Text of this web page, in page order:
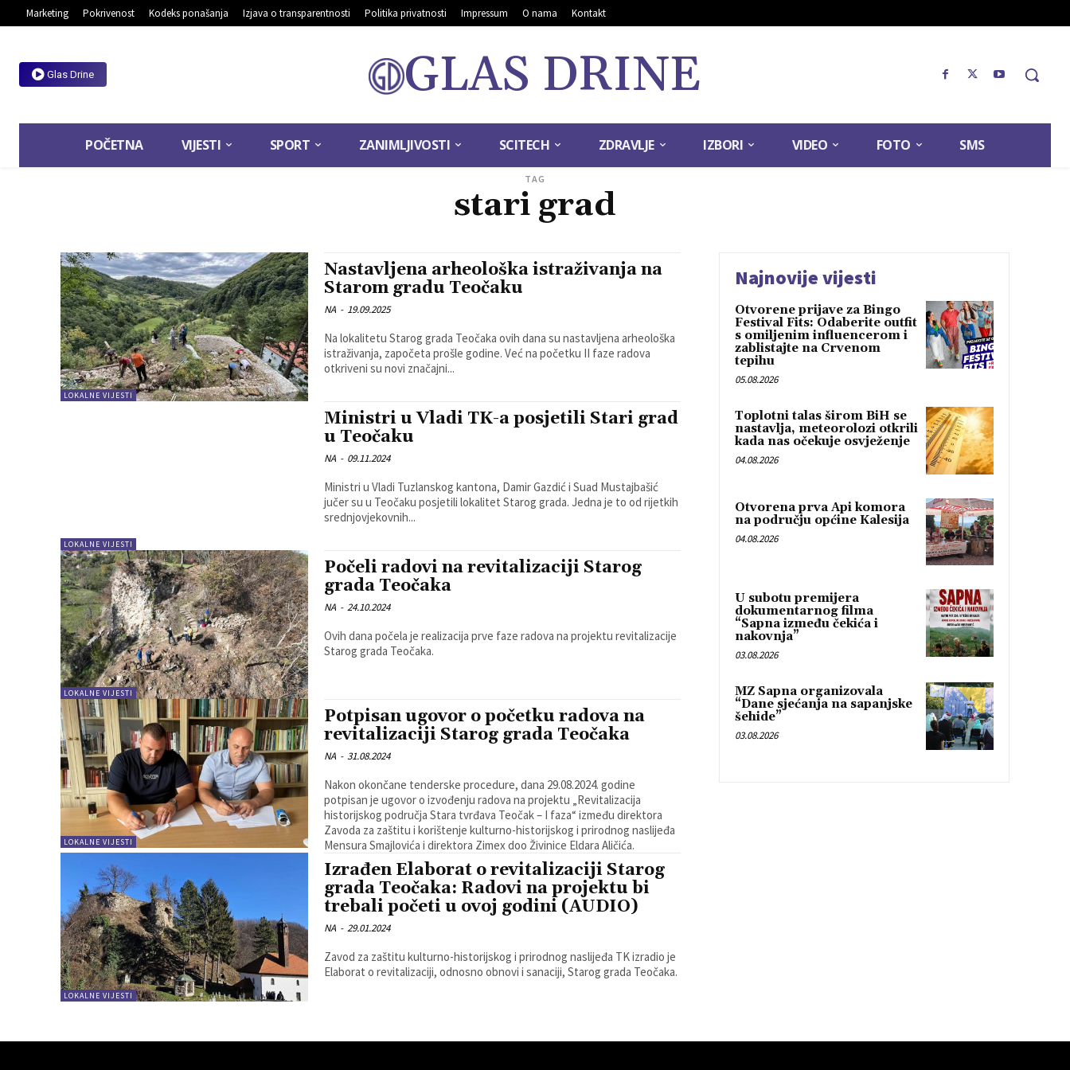
Marketing Pokrivenost Kodeks ponašanja Izjava o transparentnosti Politika privatnosti Impressum O nama Kontakt
Glas Drine GLAS DRINE
POČETNA VIJESTI SPORT ZANIMLJIVOSTI SCITECH ZDRAVLJE IZBORI VIDEO FOTO SMS
TAG
stari grad
LOKALNE VIJESTI
Nastavljena arheološka istraživanja na
Starom gradu Teočaku
NA - 19.09.2025
Na lokalitetu Starog grada Teočaka ovih dana su nastavljena arheološka
istraživanja, započeta prošle godine. Već na početku II faze radova
otkriveni su novi značajni...
LOKALNE VIJESTI
Ministri u Vladi TK-a posjetili Stari grad
u Teočaku
NA - 09.11.2024
Ministri u Vladi Tuzlanskog kantona, Damir Gazdić i Suad Mustajbašić
jučer su u Teočaku posjetili lokalitet Starog grada. Jedna je to od rijetkih
srednjovjekovnih...
LOKALNE VIJESTI
Počeli radovi na revitalizaciji Starog
grada Teočaka
NA - 24.10.2024
Ovih dana počela je realizacija prve faze radova na projektu revitalizacije
Starog grada Teočaka.
LOKALNE VIJESTI
Potpisan ugovor o početku radova na
revitalizaciji Starog grada Teočaka
NA - 31.08.2024
Nakon okončane tenderske procedure, dana 29.08.2024. godine
potpisan je ugovor o izvođenju radova na projektu „Revitalizacija
historijskog područja Stara tvrđava Teočak – I faza“ između direktora
Zavoda za zaštitu i korištenje kulturno-historijskog i prirodnog naslijeđa
Mensura Smajlovića i direktora Zimex doo Živinice Eldara Aličića.
LOKALNE VIJESTI
Izrađen Elaborat o revitalizaciji Starog
grada Teočaka: Radovi na projektu bi
trebali početi u ovoj godini (AUDIO)
NA - 29.01.2024
Zavod za zaštitu kulturno-historijskog i prirodnog naslijeđa TK izradio je
Elaborat o revitalizaciji, odnosno obnovi i sanaciji, Starog grada Teočaka.
Najnovije vijesti
Otvorene prijave za Bingo
Festival Fits: Odaberite outfit
s omiljenim influencerom i
zablistajte na Crvenom
tepihu
05.08.2026
Toplotni talas širom BiH se
nastavlja, meteorolozi otkrili
kada nas očekuje osvježenje
04.08.2026
Otvorena prva Api komora
na području općine Kalesija
04.08.2026
U subotu premijera
dokumentarnog filma
“Sapna između čekića i
nakovnja”
03.08.2026
MZ Sapna organizovala
“Dane sjećanja na sapanjske
šehide”
03.08.2026